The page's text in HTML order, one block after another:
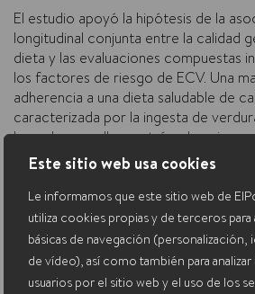
Este sitio web usa cookies
Le informamos que este sitio web de
utiliza cookies propias y de terceros
básicas de navegación
de vídeo), así como también para
usuarios por el sitio web y el uso de los
El estudio apoyó la hipótesis de la
longitudinal conjunta entre la calidad
dieta y las evaluaciones compuestas
los factores de riesgo de ECV. Una
adherencia a una dieta saludable de
caracterizada por la ingesta de
legumbres, pollo, proteína de soja,
aceites de oliva y no hidrogenados;
más bajos de factores de riesgo de
Fuente
La versión completa del artículo en